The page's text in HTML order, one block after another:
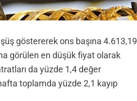
göstererek ons başına 4.613,19
görülen en düşük fiyat olarak
da yüzde 1,4 değer
toplamda yüzde 2,1 kayıp